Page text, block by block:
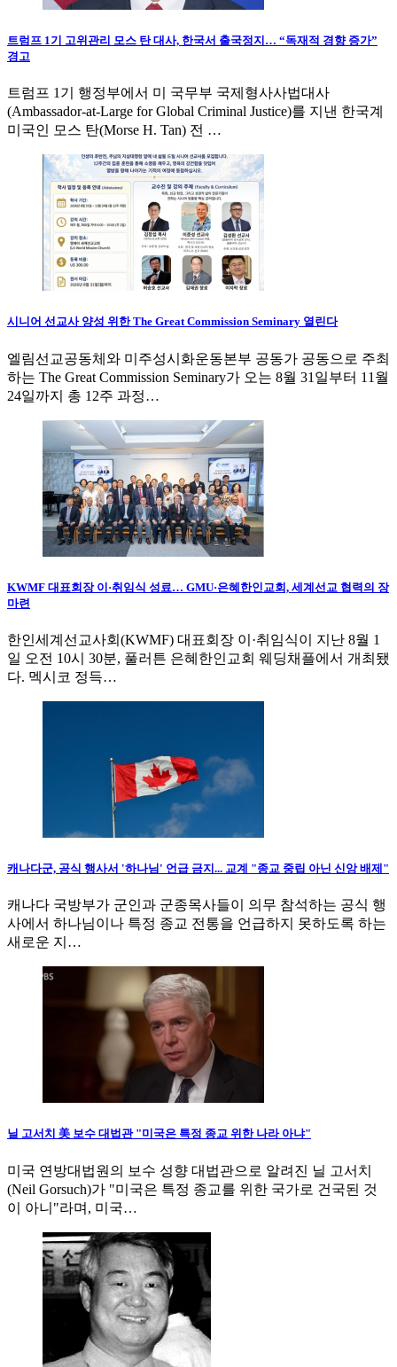
트럼프 1기 고위관리 모스 탄 대사, 한국서 출국정지… “독재적 경향 증가”
경고
트럼프 1기 행정부에서 미 국무부 국제형사사법대사
(Ambassador-at-Large for Global Criminal Justice)를 지낸 한국계
미국인 모스 탄(Morse H. Tan) 전 …
시니어 선교사 양성 위한 The Great Commission Seminary 열린다
엘림선교공동체와 미주성시화운동본부 공동가 공동으로 주최
하는 The Great Commission Seminary가 오는 8월 31일부터 11월
24일까지 총 12주 과정…
KWMF 대표회장 이·취임식 성료… GMU·은혜한인교회, 세계선교 협력의 장
마련
한인세계선교사회(KWMF) 대표회장 이·취임식이 지난 8월 1
일 오전 10시 30분, 풀러튼 은혜한인교회 웨딩채플에서 개최됐
다. 멕시코 정득…
캐나다군, 공식 행사서 '하나님' 언급 금지... 교계 "종교 중립 아닌 신앙 배제"
캐나다 국방부가 군인과 군종목사들이 의무 참석하는 공식 행
사에서 하나님이나 특정 종교 전통을 언급하지 못하도록 하는
새로운 지…
닐 고서치 美 보수 대법관 "미국은 특정 종교 위한 나라 아냐"
미국 연방대법원의 보수 성향 대법관으로 알려진 닐 고서치
(Neil Gorsuch)가 "미국은 특정 종교를 위한 국가로 건국된 것
이 아니"라며, 미국…